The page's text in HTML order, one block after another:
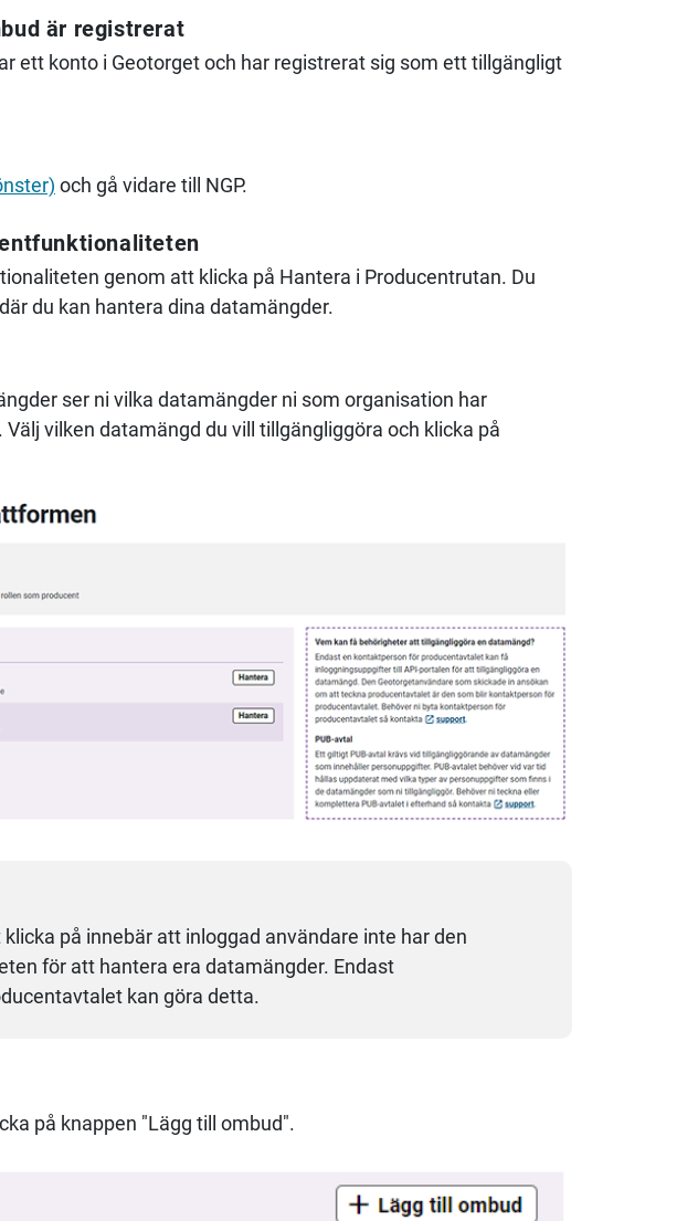
är registrerat
ett konto i Geotorget och har registrerat sig som ett tillgängligt
och gå vidare till NGP.
genom att klicka på Hantera i Producentrutan. Du
du kan hantera dina datamängder.
ser ni vilka datamängder ni som organisation har
vilken datamängd du vill tillgängliggöra och klicka på
på innebär att inloggad användare inte har den
för att hantera era datamängder. Endast
kan göra detta.
på knappen "Lägg till ombud".